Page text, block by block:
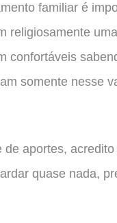
familiar é
religiosamente
confortáveis
somente nesse
aportes,
quase nada,